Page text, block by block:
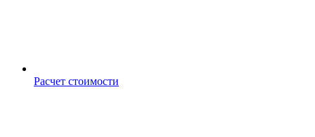
Расчет стоимости